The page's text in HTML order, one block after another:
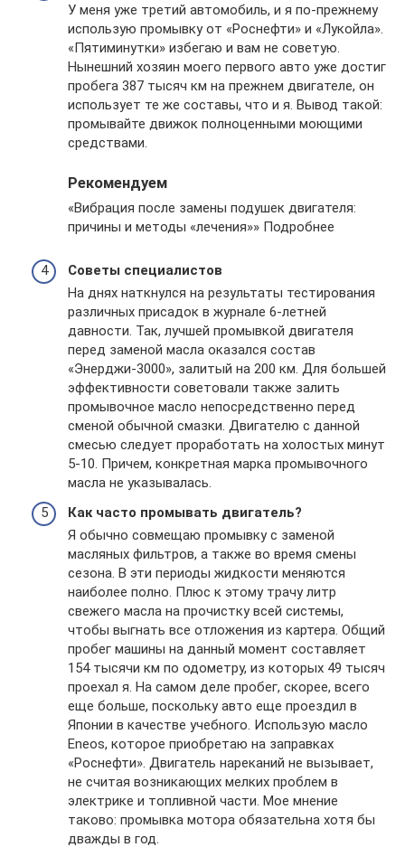
У меня уже третий автомобиль, и я по-прежнему
использую промывку от «Роснефти» и «Лукойла».
«Пятиминутки» избегаю и вам не советую.
Нынешний хозяин моего первого авто уже достиг
пробега 387 тысяч км на прежнем двигателе, он
использует те же составы, что и я. Вывод такой:
промывайте движок полноценными моющими
средствами.
Рекомендуем
«Вибрация после замены подушек двигателя:
причины и методы «лечения»» Подробнее
Советы специалистов
На днях наткнулся на результаты тестирования
различных присадок в журнале 6-летней
давности. Так, лучшей промывкой двигателя
перед заменой масла оказался состав
«Энерджи-3000», залитый на 200 км. Для большей
эффективности советовали также залить
промывочное масло непосредственно перед
сменой обычной смазки. Двигателю с данной
смесью следует проработать на холостых минут
5-10. Причем, конкретная марка промывочного
масла не указывалась.
Как часто промывать двигатель?
Я обычно совмещаю промывку с заменой
масляных фильтров, а также во время смены
сезона. В эти периоды жидкости меняются
наиболее полно. Плюс к этому трачу литр
свежего масла на прочистку всей системы,
чтобы выгнать все отложения из картера. Общий
пробег машины на данный момент составляет
154 тысячи км по одометру, из которых 49 тысяч
проехал я. На самом деле пробег, скорее, всего
еще больше, поскольку авто еще проездил в
Японии в качестве учебного. Использую масло
Eneos, которое приобретаю на заправках
«Роснефти». Двигатель нареканий не вызывает,
не считая возникающих мелких проблем в
электрике и топливной части. Мое мнение
таково: промывка мотора обязательна хотя бы
дважды в год.